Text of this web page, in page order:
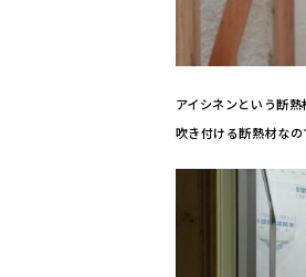
アイシネンという断
吹き付ける断熱材な